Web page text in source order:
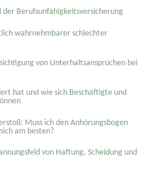
Berufsunfähigkeitsversicherung
wahrnehmbarer schlechter
von Unterhaltsansprüchen bei
hat und wie sich Beschäftigte und
Muss ich den Anhörungsbogen
am besten?
von Haftung, Scheidung und